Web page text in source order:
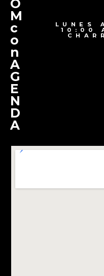
O
M
c
o
n
A
G
E
N
D
A
LUNES
10:00